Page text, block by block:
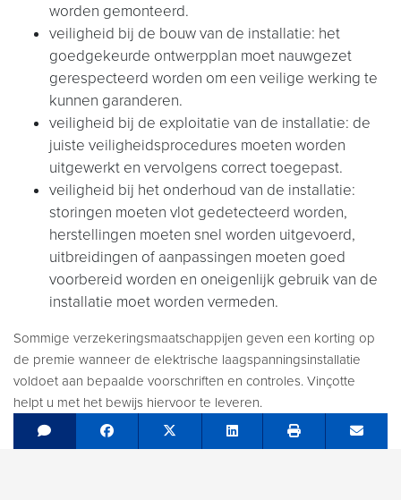
worden gemonteerd.
veiligheid bij de bouw van de installatie: het
goedgekeurde ontwerpplan moet nauwgezet
gerespecteerd worden om een veilige werking te
kunnen garanderen.
veiligheid bij de exploitatie van de installatie: de
juiste veiligheidsprocedures moeten worden
uitgewerkt en vervolgens correct toegepast.
veiligheid bij het onderhoud van de installatie:
storingen moeten vlot gedetecteerd worden,
herstellingen moeten snel worden uitgevoerd,
uitbreidingen of aanpassingen moeten goed
voorbereid worden en oneigenlijk gebruik van de
installatie moet worden vermeden.
Sommige verzekeringsmaatschappijen geven een korting op
de premie wanneer de elektrische laagspanningsinstallatie
voldoet aan bepaalde voorschriften en controles. Vinçotte
helpt u met het bewijs hiervoor te leveren.
Share on Facebook
Tweet Share on LinkedIn Send